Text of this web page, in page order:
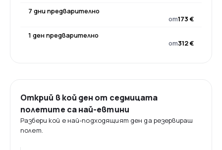
7 дни предварително
от173 €
1 ден предварително
от312 €
Открий в кой ден от седмицата
полетите са най-евтини
Разбери кой е най-подходящият ден да резервираш
полет.